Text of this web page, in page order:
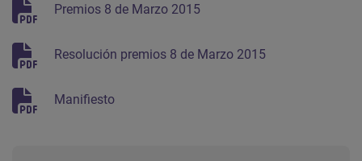
Premios 8 de Marzo 2015
Resolución premios 8 de Marzo 2015
Manifiesto